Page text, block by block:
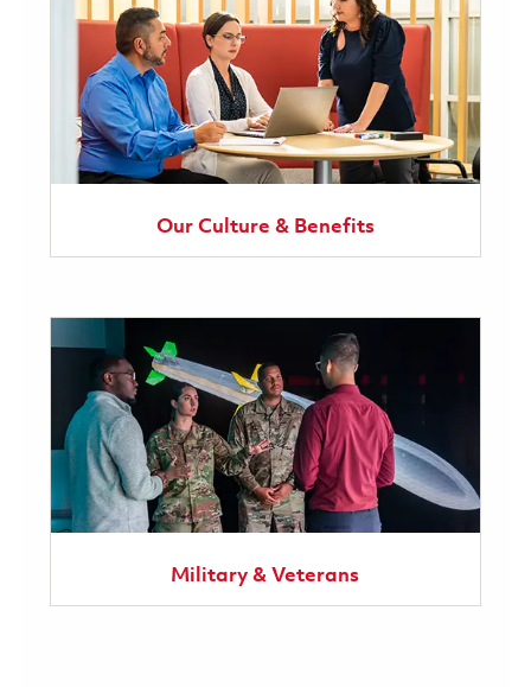
Our Culture & Benefits
Military & Veterans